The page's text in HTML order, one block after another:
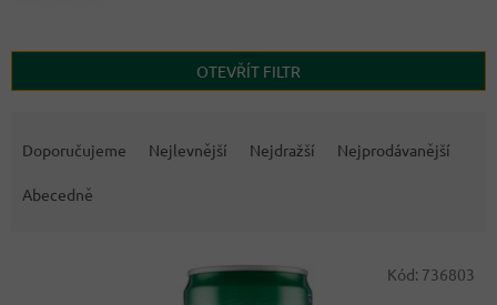
OTEVŘÍT FILTR
Doporučujeme Nejlevnější Nejdražší Nejprodávanější
Abecedně
Kód: 736803